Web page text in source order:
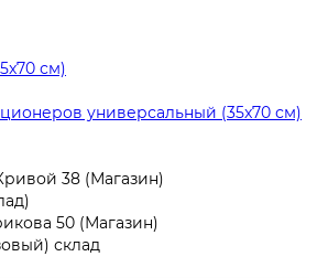
универсальный (35x70 см)
38 (Магазин)
50 (Магазин)
склад